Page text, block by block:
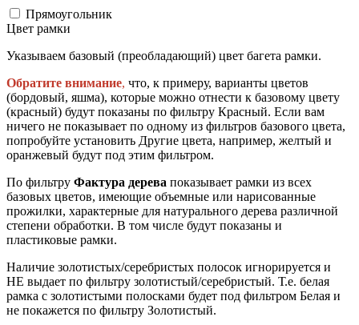
Прямоугольник
Цвет рамки
Указываем базовый (преобладающий) цвет багета рамки.
Обратите внимание, что, к примеру, варианты цветов
(бордовый, яшма), которые можно отнести к базовому цвету
(красный) будут показаны по фильтру Красный. Если вам
ничего не показывает по одному из фильтров базового цвета,
попробуйте установить Другие цвета, например, желтый и
оранжевый будут под этим фильтром.
По фильтру Фактура дерева показывает рамки из всех
базовых цветов, имеющие объемные или нарисованные
прожилки, характерные для натурального дерева различной
степени обработки. В том числе будут показаны и
пластиковые рамки.
Наличие золотистых/серебристых полосок игнорируется и
НЕ выдает по фильтру золотистый/серебристый. Т.е. белая
рамка с золотистыми полосками будет под фильтром Белая и
не покажется по фильтру Золотистый.